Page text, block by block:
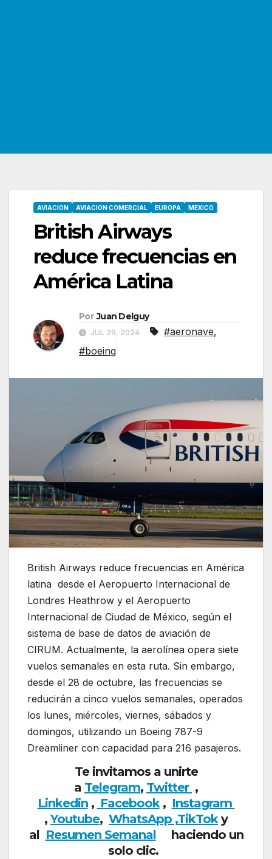
AVIACION AVIACION COMERCIAL EUROPA MEXICO
British Airways
reduce frecuencias en
América Latina
Por Juan Delguy
JUL 29, 2024 #aeronave,
#boeing
British Airways reduce frecuencias en América
latina desde el Aeropuerto Internacional de
Londres Heathrow y el Aeropuerto
Internacional de Ciudad de México, según el
sistema de base de datos de aviación de
CIRUM. Actualmente, la aerolínea opera siete
vuelos semanales en esta ruta. Sin embargo,
desde el 28 de octubre, las frecuencias se
reducirán a cinco vuelos semanales, operados
los lunes, miércoles, viernes, sábados y
domingos, utilizando un Boeing 787-9
Dreamliner con capacidad para 216 pasajeros.
Te invitamos a unirte
a Telegram, Twitter ,
Linkedin, Facebook, Instagram
,Youtube, WhatsApp ,TikToky
al Resumen Semanalhaciendo un
solo clic.